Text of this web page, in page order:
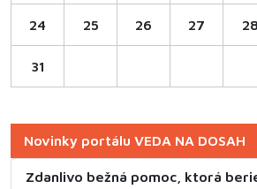
24 25 26 27 28
31
Novinky portálu VEDA NA DOSAH
Zdanlivo bežná pomoc, ktorá